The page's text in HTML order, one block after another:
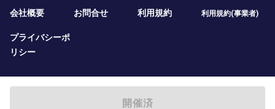
開催済
会社概要 お問合せ 利用規約 利用規約(事業者)
プライバシーポ
リシー